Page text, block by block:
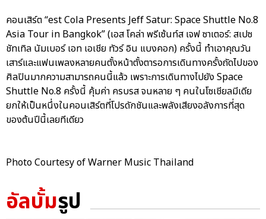
คอนเสิร์ต “est Cola Presents Jeff Satur: Space Shuttle No.8
Asia Tour in Bangkok” (เอส โคล่า พรีเซ้นท์ส เจฟ ซาเตอร์: สเปซ
ชัทเทิล นัมเบอร์ เอท เอเชีย ทัวร์ อิน แบงคอก) ครั้งนี้ ทำเอาคุณวัน
เสาร์และแฟนเพลงหลายคนตั้งหน้าตั้งตารอการเดินทางครั้งถัดไปของ
ศิลปินมากความสามารถคนนี้แล้ว เพราะการเดินทางไปยัง Space
Shuttle No.8 ครั้งนี้ คุ้มค่า ครบรส จนหลาย ๆ คนในโซเชียลมีเดีย
ยกให้เป็นหนึ่งในคอนเสิร์ตที่โปรดักชันและพลังเสียงอลังการที่สุด
ของต้นปีนี้เลยทีเดียว
Photo Courtesy of Warner Music Thailand
อัลบั้มรูป